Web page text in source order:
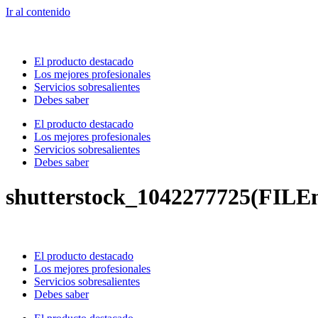
Ir al contenido
El producto destacado
Los mejores profesionales
Servicios sobresalientes
Debes saber
El producto destacado
Los mejores profesionales
Servicios sobresalientes
Debes saber
El producto destacado
Los mejores profesionales
Servicios sobresalientes
Debes saber